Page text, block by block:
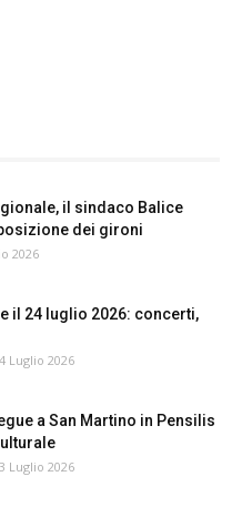
il sindaco Balice
dei gironi
2026
il 24 luglio 2026: concerti,
Luglio 2026
a San Martino in Pensilis
Luglio 2026